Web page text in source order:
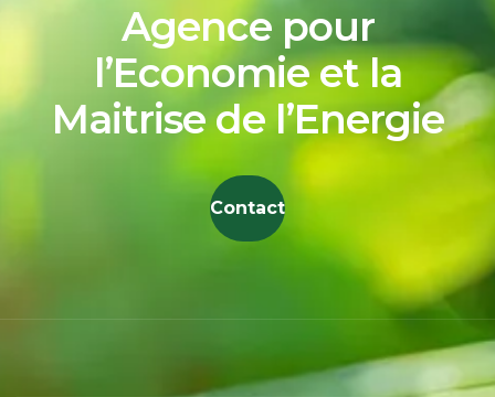
Agence pour
l’Economie et la
Maitrise de l’Energie
Contact